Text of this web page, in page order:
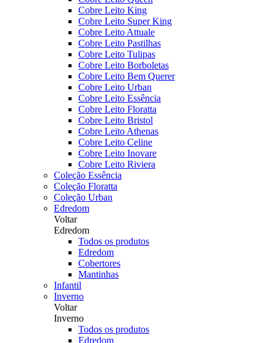
Cobre Leito King
Cobre Leito Super King
Cobre Leito Attuale
Cobre Leito Pastilhas
Cobre Leito Tulipas
Cobre Leito Borboletas
Cobre Leito Bem Querer
Cobre Leito Urban
Cobre Leito Essência
Cobre Leito Floratta
Cobre Leito Bristol
Cobre Leito Athenas
Cobre Leito Celine
Cobre Leito Inovare
Cobre Leito Riviera
Coleção Essência
Coleção Floratta
Coleção Urban
Edredom
Voltar
Edredom
Todos os produtos
Edredom
Cobertores
Mantinhas
Infantil
Inverno
Voltar
Inverno
Todos os produtos
Edredom